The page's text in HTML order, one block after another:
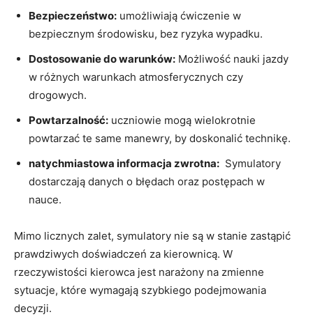
Bezpieczeństwo: umożliwiają ⁢ćwiczenie ​w‌
bezpiecznym środowisku, bez ryzyka wypadku.
Dostosowanie do warunków: Możliwość nauki‍ jazdy
‍w różnych warunkach atmosferycznych czy⁣
drogowych.
Powtarzalność: uczniowie mogą wielokrotnie
‌powtarzać te same manewry, ​by doskonalić technikę.
natychmiastowa⁤ informacja ‌zwrotna: ​ Symulatory
dostarczają danych ⁣o błędach oraz postępach w
‍nauce.
Mimo licznych zalet, symulatory nie są w ‌stanie ‍zastąpić
prawdziwych doświadczeń za kierownicą.‍ W
rzeczywistości kierowca jest ⁢narażony na‌ zmienne
sytuacje, które wymagają szybkiego‌ podejmowania
decyzji.